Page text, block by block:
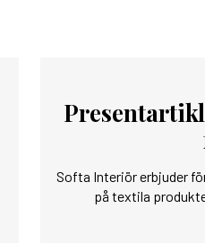
Softa Interiör erbjuder
på textila